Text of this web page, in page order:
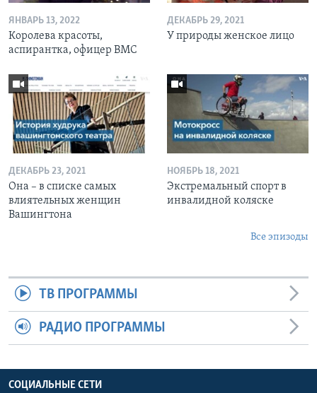
ЯНВАРЬ 13, 2022
Королева красоты,
аспирантка, офицер ВМС
ДЕКАБРЬ 29, 2021
У природы женское лицо
ДЕКАБРЬ 23, 2021
Она – в списке самых
влиятельных женщин
Вашингтона
НОЯБРЬ 18, 2021
Экстремальный спорт в
инвалидной коляске
Все эпизоды
ТВ ПРОГРАММЫ
РАДИО ПРОГРАММЫ
СОЦИАЛЬНЫЕ СЕТИ